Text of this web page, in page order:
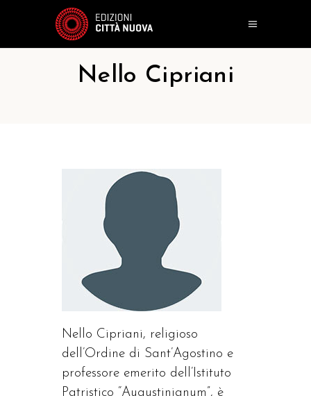
Nello Cipriani
Nello Cipriani, religioso
dell’Ordine di Sant’Agostino e
professore emerito dell’Istituto
Patristico “Augustinianum”, è